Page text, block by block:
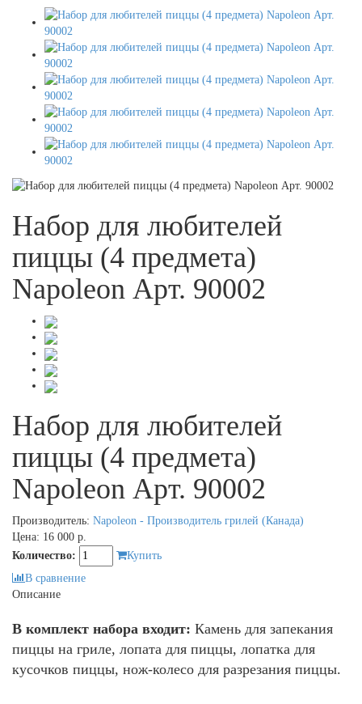
Набор для любителей
пиццы (4 предмета)
Napoleon Арт. 90002
Набор для любителей
пиццы (4 предмета)
Napoleon Арт. 90002
Производитель: Napoleon - Производитель грилей (Канада)
Цена: 16 000 р.
Количество:
Купить
В сравнение
Описание
В комплект набора входит: Камень для запекания
пиццы на гриле, лопата для пиццы, лопатка для
кусочков пиццы, нож-колесо для разрезания пиццы.